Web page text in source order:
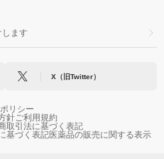
ます
X（旧Twitter）
リシー
針ご利用規約
取引法に基づく表記
基づく表記医薬品の販売に関する表示